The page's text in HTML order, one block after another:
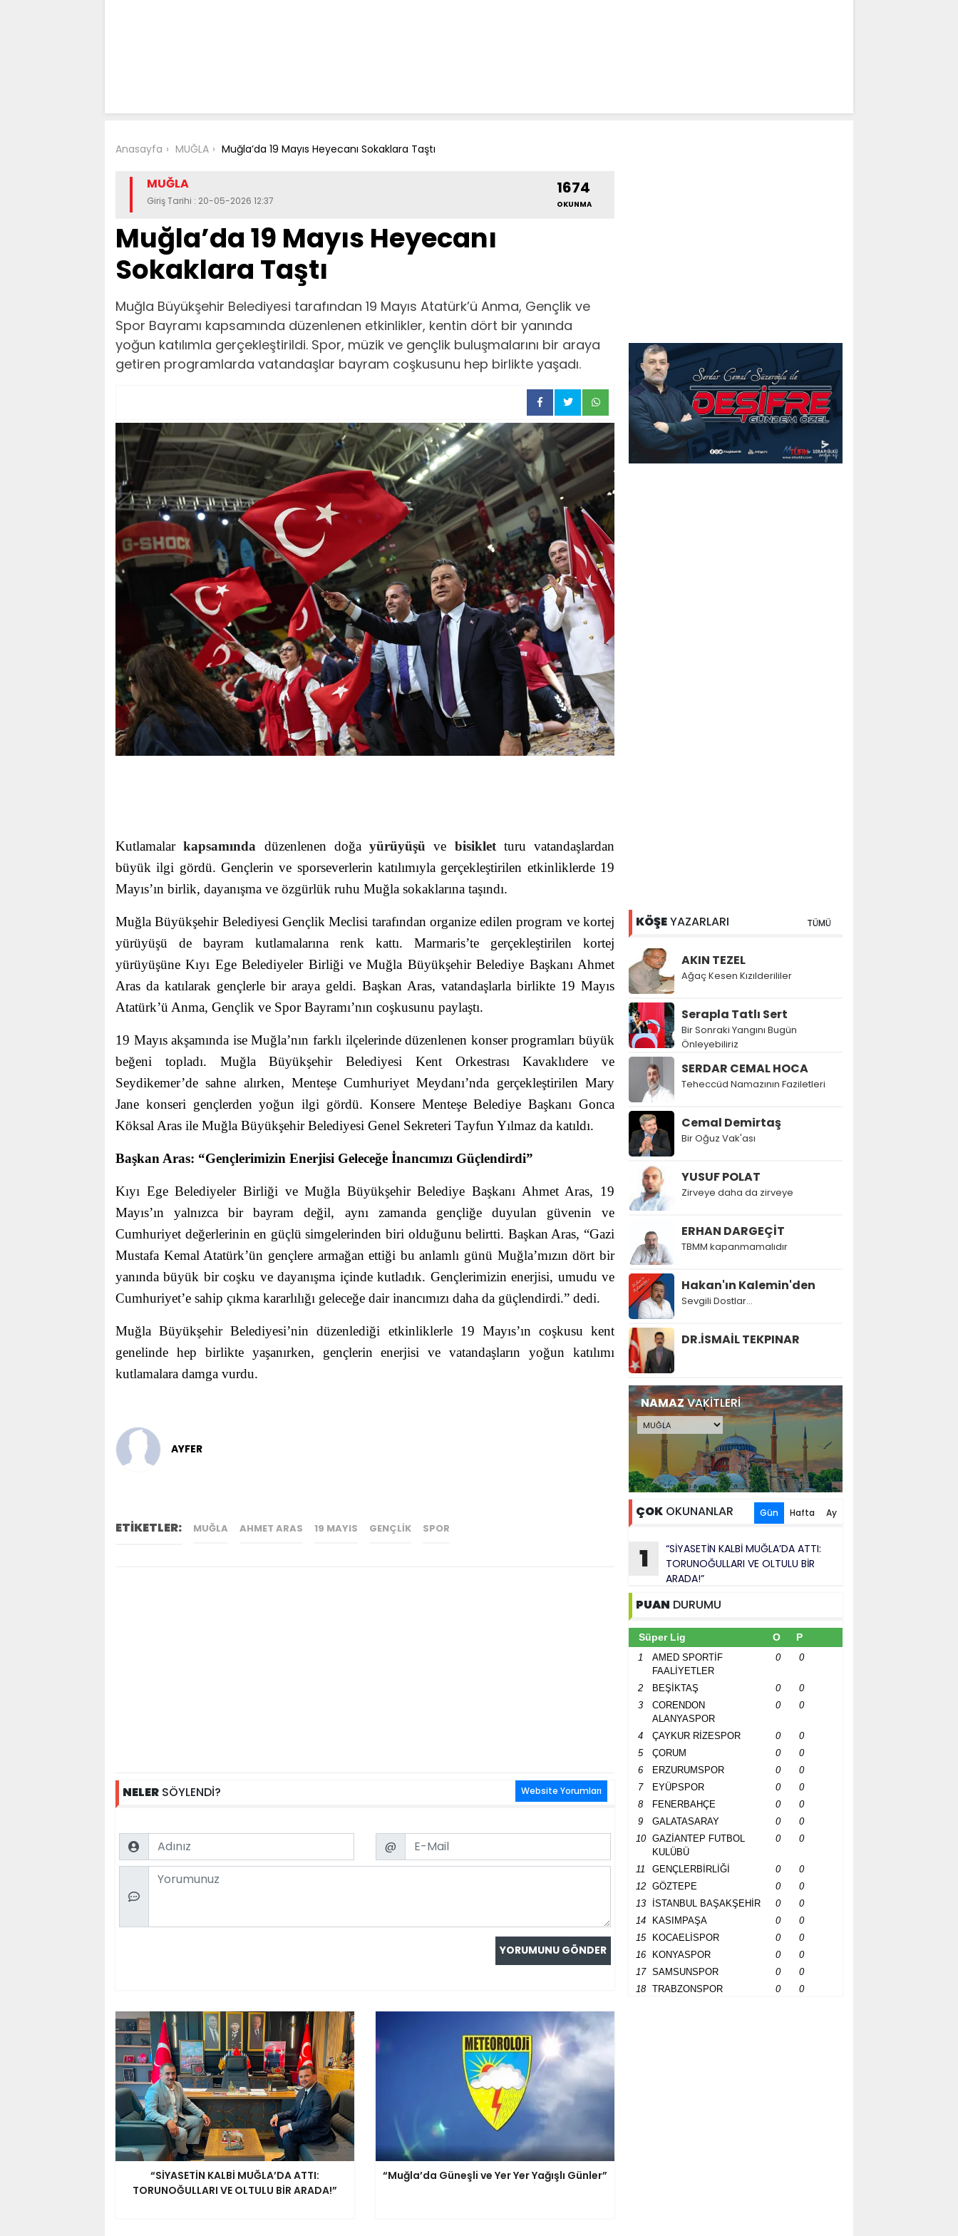
Anasayfa MUĞLA Muğla’da 19 Mayıs Heyecanı Sokaklara Taştı
MUĞLA
Giriş Tarihi : 20-05-2026 12:37
1674
OKUNMA
Muğla’da 19 Mayıs Heyecanı
Sokaklara Taştı
Muğla Büyükşehir Belediyesi tarafından 19 Mayıs Atatürk’ü Anma, Gençlik ve
Spor Bayramı kapsamında düzenlenen etkinlikler, kentin dört bir yanında
yoğun katılımla gerçekleştirildi. Spor, müzik ve gençlik buluşmalarını bir araya
getiren programlarda vatandaşlar bayram coşkusunu hep birlikte yaşadı.
Kutlamalarkapsamında düzenlenen doğa yürüyüşü ve bisikletturu vatandaşlardan
büyük ilgi gördü. Gençlerin ve sporseverlerin katılımıyla gerçekleştirilen etkinliklerde 19
Mayıs’ın birlik, dayanışma ve özgürlük ruhu Muğla sokaklarına taşındı.
Muğla Büyükşehir Belediyesi Gençlik Meclisi tarafından organize edilen program ve kortej
yürüyüşü de bayram kutlamalarına renk kattı. Marmaris’te gerçekleştirilen kortej
yürüyüşüne Kıyı Ege Belediyeler Birliği ve Muğla Büyükşehir Belediye Başkanı Ahmet
Aras da katılarak gençlerle bir araya geldi. Başkan Aras, vatandaşlarla birlikte 19 Mayıs
Atatürk’ü Anma, Gençlik ve Spor Bayramı’nın coşkusunu paylaştı.
19 Mayıs akşamında ise Muğla’nın farklı ilçelerinde düzenlenen konser programları büyük
beğeni topladı. Muğla Büyükşehir Belediyesi Kent Orkestrası Kavaklıdere ve
Seydikemer’de sahne alırken, Menteşe Cumhuriyet Meydanı’nda gerçekleştirilen Mary
Jane konseri gençlerden yoğun ilgi gördü. Konsere Menteşe Belediye Başkanı Gonca
Köksal Aras ile Muğla Büyükşehir Belediyesi Genel Sekreteri Tayfun Yılmaz da katıldı.
Başkan Aras: “Gençlerimizin Enerjisi Geleceğe İnancımızı Güçlendirdi”
Kıyı Ege Belediyeler Birliği ve Muğla Büyükşehir Belediye Başkanı Ahmet Aras, 19
Mayıs’ın yalnızca bir bayram değil, aynı zamanda gençliğe duyulan güvenin ve
Cumhuriyet değerlerinin en güçlü simgelerinden biri olduğunu belirtti. Başkan Aras, “Gazi
Mustafa Kemal Atatürk’ün gençlere armağan ettiği bu anlamlı günü Muğla’mızın dört bir
yanında büyük bir coşku ve dayanışma içinde kutladık. Gençlerimizin enerjisi, umudu ve
Cumhuriyet’e sahip çıkma kararlılığı geleceğe dair inancımızı daha da güçlendirdi.” dedi.
Muğla Büyükşehir Belediyesi’nin düzenlediği etkinliklerle 19 Mayıs’ın coşkusu kent
genelinde hep birlikte yaşanırken, gençlerin enerjisi ve vatandaşların yoğun katılımı
kutlamalara damga vurdu.
AYFER
ETİKETLER: MUĞLA AHMET ARAS 19 MAYIS GENÇLİK SPOR
NELER SÖYLENDİ? Website Yorumları
Name Email
@
Comment
“SİYASETİN KALBİ MUĞLA’DA ATTI:
TORUNOĞULLARI VE OLTULU BİR ARADA!”
“Muğla’da Güneşli ve Yer Yer Yağışlı Günler”
KÖŞEYAZARLARI TÜMÜ
AKIN TEZEL
Ağaç Kesen Kızılderililer
Serapla Tatlı Sert
Bir Sonraki Yangını Bugün
Önleyebiliriz
SERDAR CEMAL HOCA
Teheccüd Namazının Faziletleri
Cemal Demirtaş
Bir Oğuz Vak'ası
YUSUF POLAT
Zirveye daha da zirveye
ERHAN DARGEÇİT
TBMM kapanmamalıdır
Hakan'ın Kalemin'den
Sevgili Dostlar...
DR.İSMAİL TEKPINAR
NAMAZVAKİTLERİ
ÇOK OKUNANLAR Gün Hafta Ay
1
“SİYASETİN KALBİ MUĞLA’DA ATTI:
TORUNOĞULLARI VE OLTULU BİR
ARADA!”
PUAN DURUMU
Süper Lig O P
1
AMED SPORTİF
FAALİYETLER
0 0
2 BEŞİKTAŞ 0
0
3
CORENDON
ALANYASPOR
0 0
4 ÇAYKUR RİZESPOR 0
0
5
ÇORUM 0
0
6
ERZURUMSPOR 0
0
7
EYÜPSPOR 0
0
8
FENERBAHÇE 0
0
9
GALATASARAY 0
0
10
GAZİANTEP FUTBOL
KULÜBÜ
0 0
11 GENÇLERBİRLİĞİ 0
0
12
GÖZTEPE 0
0
13
İSTANBUL BAŞAKŞEHİR 0
0
14
KASIMPAŞA 0
0
15
KOCAELİSPOR 0
0
16
KONYASPOR 0
0
17
SAMSUNSPOR 0
0
18
TRABZONSPOR 0 0